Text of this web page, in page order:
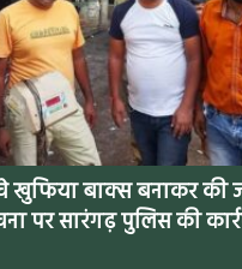
खुफिया बाक्स बनाकर की
पर सारंगढ़ पुलिस की